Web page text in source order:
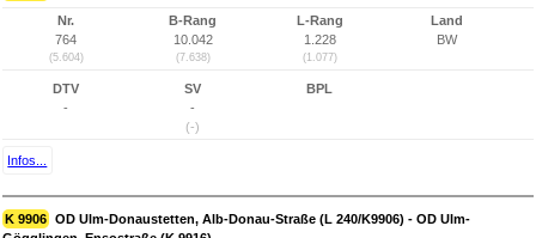
Nr.
764
(5.604)
B-Rang
10.042
(7.638)
L-Rang
1.228
(1.077)
Land
BW
DTV
-
SV
-
(-)
BPL
Infos...
K 9906 OD Ulm-Donaustetten, Alb-Donau-Straße (L 240/K9906) - OD Ulm-